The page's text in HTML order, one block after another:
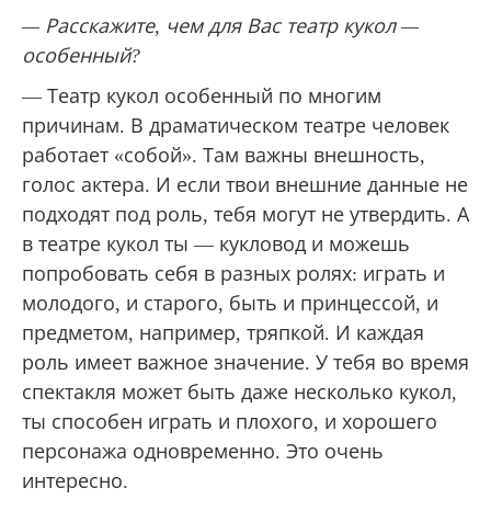
— Расскажите, чем для Вас театр кукол —
особенный?
— Театр кукол особенный по многим
причинам. В драматическом театре человек
работает «собой». Там важны внешность,
голос актера. И если твои внешние данные не
подходят под роль, тебя могут не утвердить. А
в театре кукол ты — кукловод и можешь
попробовать себя в разных ролях: играть и
молодого, и старого, быть и принцессой, и
предметом, например, тряпкой. И каждая
роль имеет важное значение. У тебя во время
спектакля может быть даже несколько кукол,
ты способен играть и плохого, и хорошего
персонажа одновременно. Это очень
интересно.